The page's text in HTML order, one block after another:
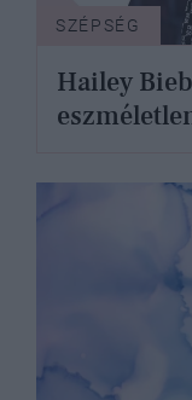
SZÉPSÉG
Hailey